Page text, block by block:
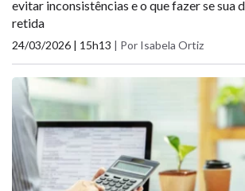
evitar inconsistências e o que fazer se sua
retida
24/03/2026 | 15h13 | Por Isabela Ortiz